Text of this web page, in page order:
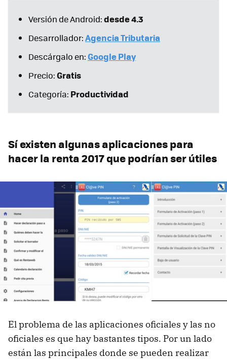
Versión de Android:desde 4.3
Desarrollador:Agencia Tributaria
Descárgalo en: Google Play
Precio:Gratis
Categoría: Productividad
Sí existen algunas aplicaciones para
hacer la renta 2017 que podrían ser útiles
El problema de las aplicaciones oficiales y las no
oficiales es que hay bastantes tipos. Por un lado
están las principales donde se pueden realizar